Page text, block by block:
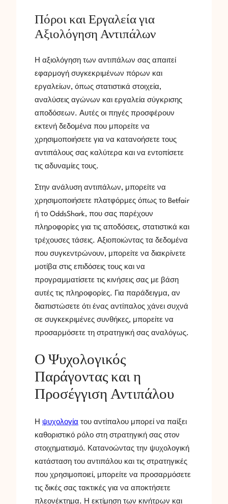
Πόροι και Εργαλεία για
Αξιολόγηση Αντιπάλων
Η αξιολόγηση των αντιπάλων σας απαιτεί
εφαρμογή συγκεκριμένων πόρων και
εργαλείων, όπως στατιστικά στοιχεία,
αναλύσεις αγώνων και εργαλεία σύγκρισης
αποδόσεων. Αυτές οι πηγές προσφέρουν
εκτενή δεδομένα που μπορείτε να
χρησιμοποιήσετε για να κατανοήσετε τους
αντιπάλους σας καλύτερα και να εντοπίσετε
τις αδυναμίες τους.
Στην ανάλυση αντιπάλων, μπορείτε να
χρησιμοποιήσετε πλατφόρμες όπως το Betfair
ή το OddsShark, που σας παρέχουν
πληροφορίες για τις αποδόσεις, στατιστικά και
τρέχουσες τάσεις. Αξιοποιώντας τα δεδομένα
που συγκεντρώνουν, μπορείτε να διακρίνετε
μοτίβα στις επιδόσεις τους και να
προγραμματίσετε τις κινήσεις σας με βάση
αυτές τις πληροφορίες. Για παράδειγμα, αν
διαπιστώσετε ότι ένας αντίπαλος χάνει συχνά
σε συγκεκριμένες συνθήκες, μπορείτε να
προσαρμόσετε τη στρατηγική σας αναλόγως.
Ο Ψυχολογικός
Παράγοντας και η
Προσέγγιση Αντιπάλου
Η ψυχολογία του αντίπαλου μπορεί να παίξει
καθοριστικό ρόλο στη στρατηγική σας στον
στοιχηματισμό. Κατανοώντας την ψυχολογική
κατάσταση του αντιπάλου και τις στρατηγικές
που χρησιμοποιεί, μπορείτε να προσαρμόσετε
τις δικές σας τακτικές για να αποκτήσετε
πλεονέκτημα. Η εκτίμηση των κινήτρων και